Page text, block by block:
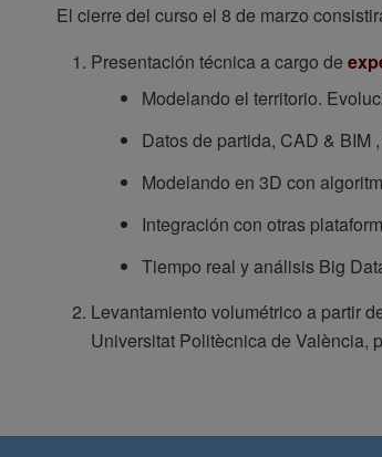
El cierre del curso el 8 de marzo
Presentación técnica a cargo de
Modelando el territorio.
Datos de partida, CAD & BIM
Modelando en 3D con
Integración con otras
Tiempo real y análisis Big
Levantamiento volumétrico a partir
Universitat Politècnica de València,